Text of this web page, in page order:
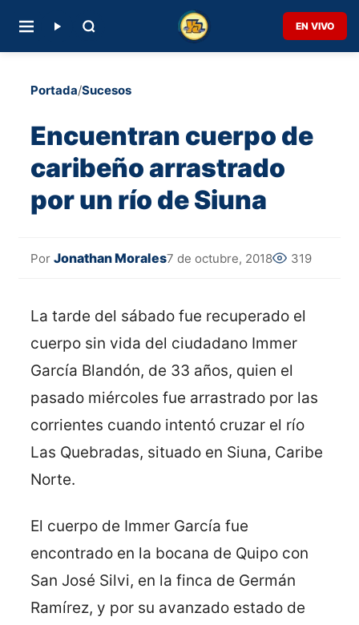
EN VIVO
Portada/Sucesos
Encuentran cuerpo de
caribeño arrastrado
por un río de Siuna
Por Jonathan Morales7 de octubre, 2018 319
La tarde del sábado fue recuperado el
cuerpo sin vida del ciudadano Immer
García Blandón, de 33 años, quien el
pasado miércoles fue arrastrado por las
corrientes cuando intentó cruzar el río
Las Quebradas, situado en Siuna, Caribe
Norte.
El cuerpo de Immer García fue
encontrado en la bocana de Quipo con
San José Silvi, en la finca de Germán
Ramírez, y por su avanzado estado de